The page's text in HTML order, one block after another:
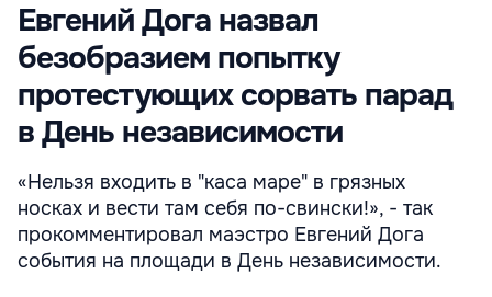
Евгений Дога назвал
безобразием попытку
протестующих сорвать парад
в День независимости
«Нельзя входить в "каса маре" в грязных
носках и вести там себя по-свински!», - так
прокомментировал маэстро Евгений Дога
события на площади в День независимости.